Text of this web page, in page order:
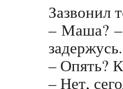
Зазвонил
– Маша? –
задержусь.
– Опять?
– Нет,